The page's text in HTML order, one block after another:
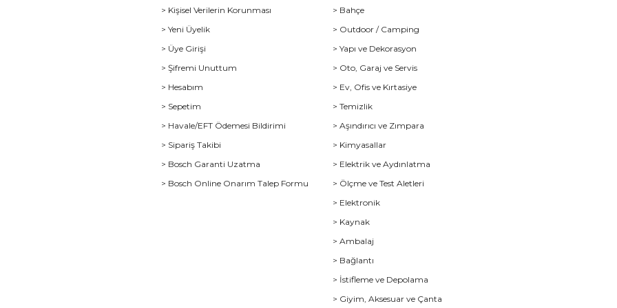
> Kişisel Verilerin Korunması
> Yeni Üyelik
> Üye Girişi
> Şifremi Unuttum
> Hesabım
> Sepetim
> Havale/EFT Ödemesi Bildirimi
> Sipariş Takibi
> Bosch Garanti Uzatma
> Bosch Online Onarım Talep Formu
> Bahçe
> Outdoor / Camping
> Yapı ve Dekorasyon
> Oto, Garaj ve Servis
> Ev, Ofis ve Kırtasiye
> Temizlik
> Aşındırıcı ve Zımpara
> Kimyasallar
> Elektrik ve Aydınlatma
> Ölçme ve Test Aletleri
> Elektronik
> Kaynak
> Ambalaj
> Bağlantı
> İstifleme ve Depolama
> Giyim, Aksesuar ve Çanta